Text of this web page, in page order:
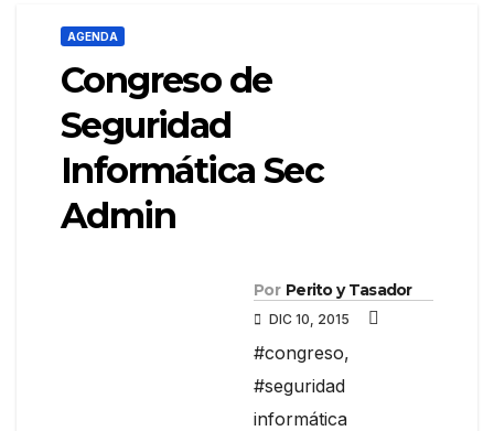
AGENDA
Congreso de
Seguridad
Informática Sec
Admin
Por Perito y Tasador
DIC 10, 2015
#congreso,
#seguridad
informática